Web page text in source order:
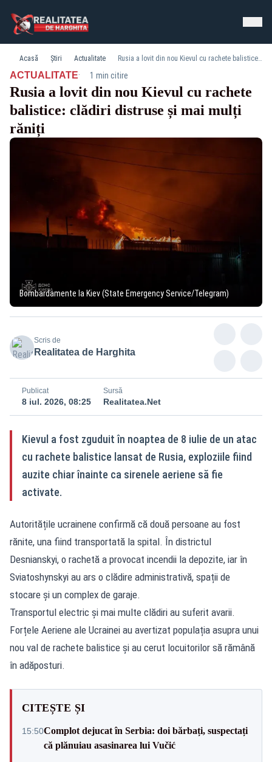
Acasă Știri Actualitate Rusia a lovit din nou Kievul cu rachete balistice: clădiri distruse și mai mulți răniți
ACTUALITATE· 1 min citire
Rusia a lovit din nou Kievul cu rachete
balistice: clădiri distruse și mai mulți
răniți
Bombardamente la Kiev (State Emergency Service/Telegram)
Scris de
Realitatea de Harghita
Publicat
8 iul. 2026, 08:25
Sursă
Realitatea.Net
Kievul a fost zguduit în noaptea de 8 iulie de un atac
cu rachete balistice lansat de Rusia, exploziile fiind
auzite chiar înainte ca sirenele aeriene să fie
activate.
Autoritățile ucrainene confirmă că două persoane au fost
rănite, una fiind transportată la spital. În districtul
Desnianskyi, o rachetă a provocat incendii la depozite, iar în
Sviatoshynskyi au ars o clădire administrativă, spații de
stocare și un complex de garaje.
Transportul electric și mai multe clădiri au suferit avarii.
Forțele Aeriene ale Ucrainei au avertizat populația asupra unui
nou val de rachete balistice și au cerut locuitorilor să rămână
în adăposturi.
CITEȘTE ȘI
15:50Complot dejucat în Serbia: doi bărbați, suspectați
că plănuiau asasinarea lui Vučić